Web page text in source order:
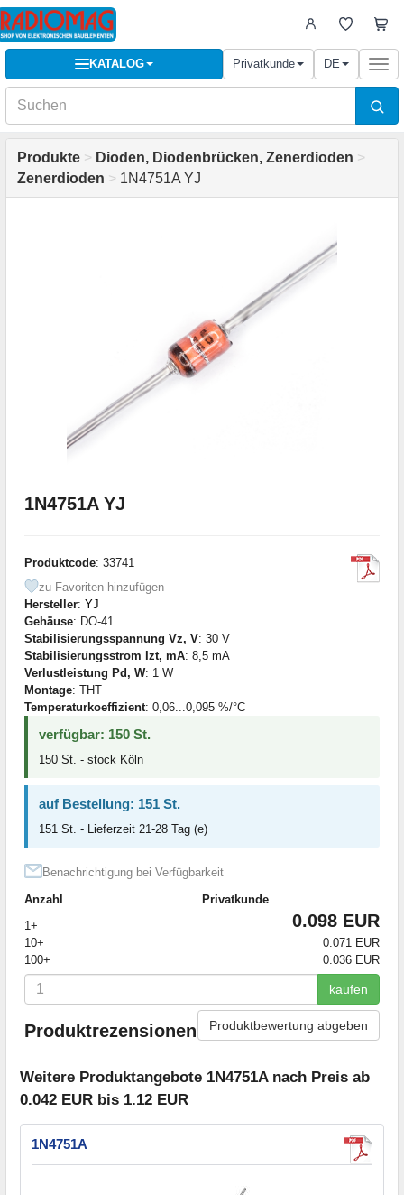
KATALOG Privatkunde DE
Produkte > Dioden, Diodenbrücken, Zenerdioden >
Zenerdioden > 1N4751A YJ
1N4751A YJ
Produktcode: 33741
zu Favoriten hinzufügen
Hersteller: YJ
Gehäuse: DO-41
Stabilisierungsspannung Vz, V: 30 V
Stabilisierungsstrom Izt, mA: 8,5 mA
Verlustleistung Pd, W: 1 W
Montage: THT
Temperaturkoeffizient: 0,06...0,095 %/°C
verfügbar: 150 St.
150 St. - stock Köln
auf Bestellung: 151 St.
151 St. - Lieferzeit 21-28 Tag (e)
Benachrichtigung bei Verfügbarkeit
Anzahl
Privatkunde
1+
0.098 EUR
10+
0.071 EUR
100+
0.036 EUR
kaufen
Produktrezensionen Produktbewertung abgeben
Weitere Produktangebote 1N4751A nach Preis ab
0.042 EUR bis 1.12 EUR
1N4751A